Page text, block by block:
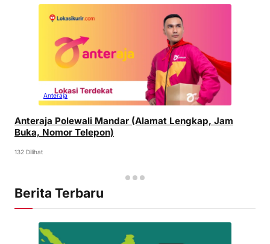
Anteraja
Anteraja Polewali Mandar (Alamat Lengkap, Jam
Buka, Nomor Telepon)
132 Dilihat
Berita Terbaru